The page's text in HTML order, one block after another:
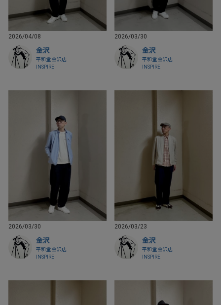
2026/04/08
金沢
平和堂 金沢店
INSPIRE
2026/03/30
金沢
平和堂 金沢店
INSPIRE
2026/03/30
金沢
平和堂 金沢店
INSPIRE
2026/03/23
金沢
平和堂 金沢店
INSPIRE